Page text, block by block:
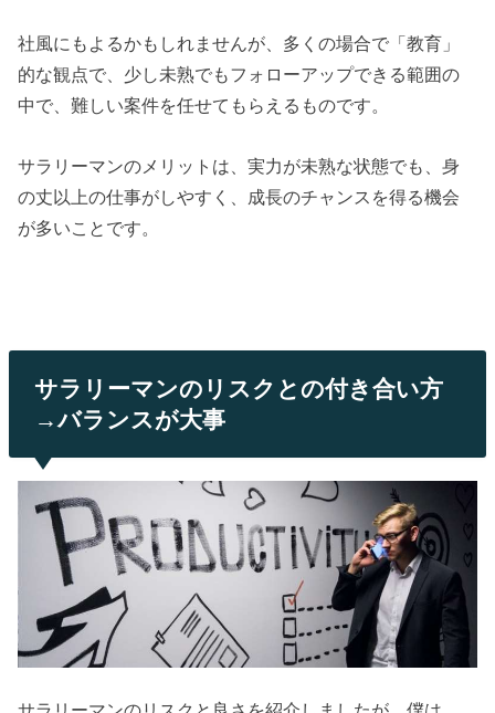
社風にもよるかもしれませんが、多くの場合で「教育」
的な観点で、少し未熟でもフォローアップできる範囲の
中で、難しい案件を任せてもらえるものです。
サラリーマンのメリットは、実力が未熟な状態でも、身
の丈以上の仕事がしやすく、成長のチャンスを得る機会
が多いことです。
サラリーマンのリスクとの付き合い方
→バランスが大事